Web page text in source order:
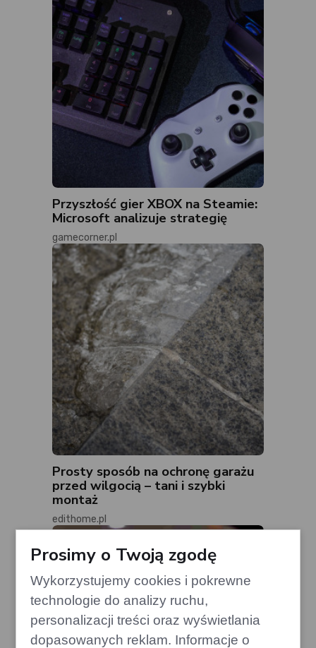
Przyszłość gier XBOX na Steamie:
Microsoft analizuje strategię
gamecorner.pl
Prosty sposób na ochronę garażu
przed wilgocią – tani i szybki
montaż
edithome.pl
Prosimy o Twoją zgodę
Wykorzystujemy cookies i pokrewne
technologie do analizy ruchu,
personalizacji treści oraz wyświetlania
dopasowanych reklam. Informacje o